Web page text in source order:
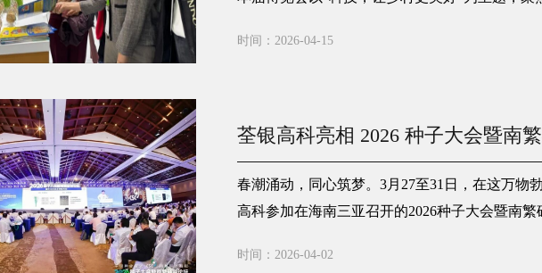
村、绿色农业等领域的创新成果。来自20多个
时间：2026-04-15
荃银高科亮相 2026 种子大会暨南
春潮涌动，同心筑梦。3月27至31日，在这万物
高科参加在海南三亚召开的2026种子大会暨南
高科融合发力，以“赶考”的精神，开启新征程的
时间：2026-04-02